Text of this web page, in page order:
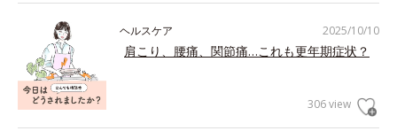
2025/10/10
ヘルスケア
肩こり、腰痛、関節痛…これも更年期症状？
306 view